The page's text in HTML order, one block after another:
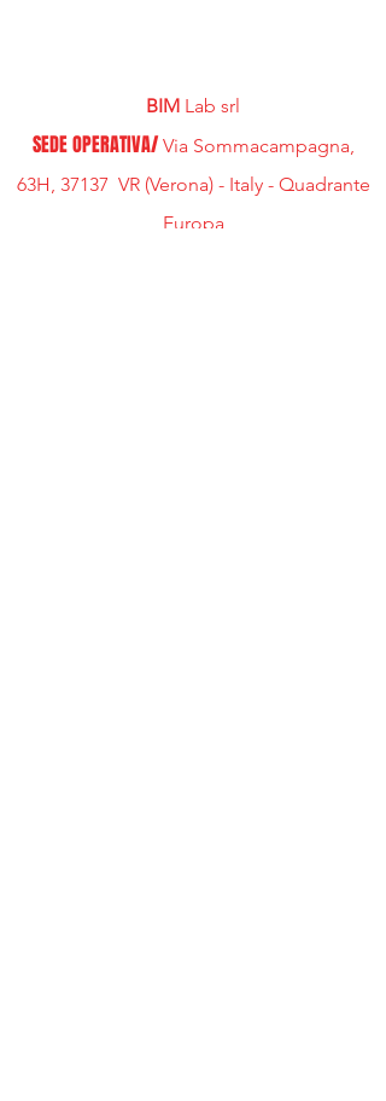
BIM Lab srl
SEDE OPERATIVA/Via Sommacampagna,
63H, 37137 VR (Verona) - Italy - Quadrante
Europa